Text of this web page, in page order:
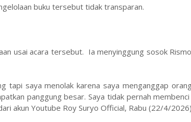
buku tersebut tidak transparan.
usai acara tersebut. Ia menyinggung sosok
tapi saya menolak karena saya menganggap
panggung besar. Saya tidak pernah
akun Youtube Roy Suryo Official, Rabu (22/4/